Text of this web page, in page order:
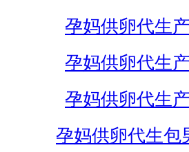
孕妈供卵代生
孕妈供卵代生
孕妈供卵代生
孕妈供卵代生包